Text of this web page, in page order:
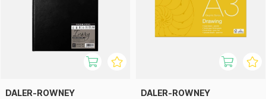
DALER-ROWNEY DALER-ROWNEY